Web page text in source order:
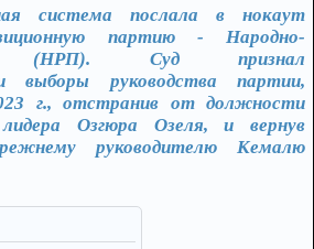
система послала в нокаут
партию - Народно-
(НРП). Суд признал
выборы руководства партии,
г., отстранив от должности
лидера Озгюра Озеля, и вернув
руководителю Кемалю